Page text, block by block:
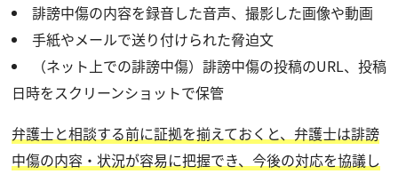
誹謗中傷の内容を録音した音声、撮影した画像や動画
手紙やメールで送り付けられた脅迫文
（ネット上での誹謗中傷）誹謗中傷の投稿のURL、投稿
日時をスクリーンショットで保管
弁護士と相談する前に証拠を揃えておくと、弁護士は誹謗
中傷の内容・状況が容易に把握でき、今後の対応を協議し